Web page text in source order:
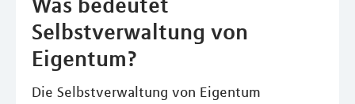
Selbstverwaltung von
Eigentum?
Die Selbstverwaltung von Eigentum